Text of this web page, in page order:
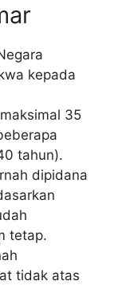
kepada
35
tahun).
dipidana
tetap.
tidak atas